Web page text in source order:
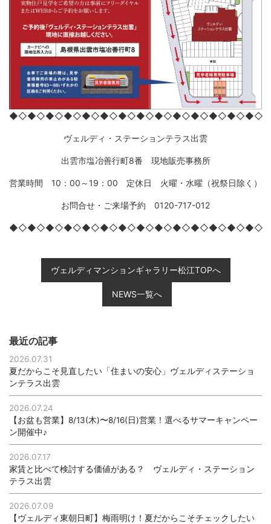
◆◇◆◇◆◇◆◇◆◇◆◇◆◇◆◇◆◇◆◇◆◇◆◇◆◇◆◇
ヴェルディ・ステーションテラス出雲
出雲市塩冶善行町8番 現地販売事務所
営業時間 10：00～19：00 定休日 火曜・水曜（祝祭日除く）
お問合せ・ご来場予約 0120-717-012
◆◇◆◇◆◇◆◇◆◇◆◇◆◇◆◇◆◇◆◇◆◇◆◇◆◇◆◇
ヴェルディマンションギャラリー松江TOPへ
NEWS一覧へ
最近の記事
2026.07.31
夏だからこそ見直したい「住まいの安心」ヴェルディステーショ
ンテラス出雲
2026.07.24
【お盆も営業】8/13(木)〜8/16(日)営業！選べるサマーキャンペー
ン開催中♪
2026.07.17
家賃と比べて検討する価値がある？ ヴェルディ・ステーション
テラス出雲
2026.07.09
【ヴェルディ東朝日町】梅雨明け！夏だからこそチェックしたい